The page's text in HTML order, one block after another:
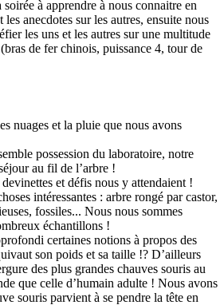
à apprendre à nous connaitre en
anecdotes sur les autres, ensuite nous
les uns et les autres sur une multitude
de fer chinois, puissance 4, tour de
nuages et la pluie que nous avons
possession du laboratoire, notre
au fil de l’arbre !
et défis nous y attendaient !
intéressantes : arbre rongé par castor,
fossiles... Nous nous sommes
échantillons !
certaines notions à propos des
son poids et sa taille !? D’ailleurs
des plus grandes chauves souris au
que celle d’humain adulte ! Nous avons
souris parvient à se pendre la tête en